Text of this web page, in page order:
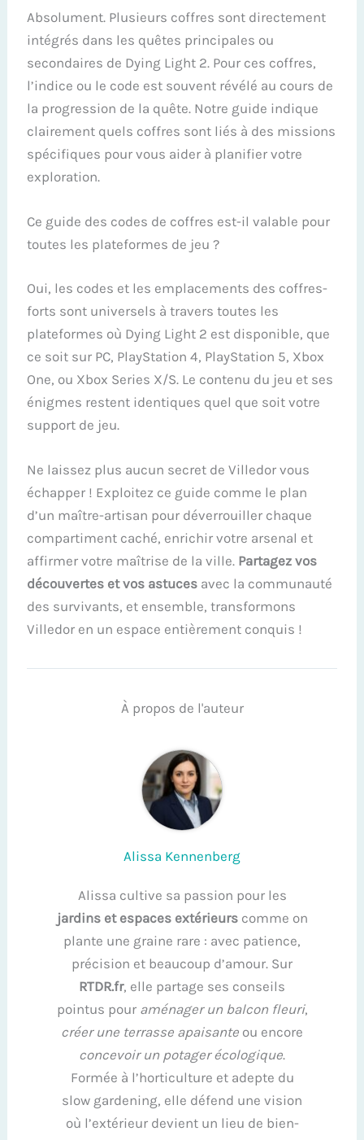
Absolument. Plusieurs coffres sont directement
intégrés dans les quêtes principales ou
secondaires de Dying Light 2. Pour ces coffres,
l’indice ou le code est souvent révélé au cours de
la progression de la quête. Notre guide indique
clairement quels coffres sont liés à des missions
spécifiques pour vous aider à planifier votre
exploration.
Ce guide des codes de coffres est-il valable pour
toutes les plateformes de jeu ?
Oui, les codes et les emplacements des coffres-
forts sont universels à travers toutes les
plateformes où Dying Light 2 est disponible, que
ce soit sur PC, PlayStation 4, PlayStation 5, Xbox
One, ou Xbox Series X/S. Le contenu du jeu et ses
énigmes restent identiques quel que soit votre
support de jeu.
Ne laissez plus aucun secret de Villedor vous
échapper ! Exploitez ce guide comme le plan
d’un maître-artisan pour déverrouiller chaque
compartiment caché, enrichir votre arsenal et
affirmer votre maîtrise de la ville. Partagez vos
découvertes et vos astuces avec la communauté
des survivants, et ensemble, transformons
Villedor en un espace entièrement conquis !
À propos de l'auteur
Alissa Kennenberg
Alissa cultive sa passion pour les
jardins et espaces extérieurscomme on
plante une graine rare : avec patience,
précision et beaucoup d’amour. Sur
RTDR.fr, elle partage ses conseils
pointus pour aménager un balcon fleuri,
créer une terrasse apaisante ou encore
concevoir un potager écologique.
Formée à l’horticulture et adepte du
slow gardening, elle défend une vision
où l’extérieur devient un lieu de bien-